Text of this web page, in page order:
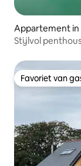
Appartement in
Stijlvol
Favoriet van
Favoriet van